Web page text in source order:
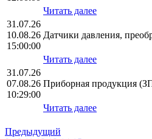
Читать далее
31.07.26
10.08.26
15:00:00
Датчики давления,
Читать далее
31.07.26
07.08.26
10:29:00
Приборная продукция
Читать далее
Предыдущий